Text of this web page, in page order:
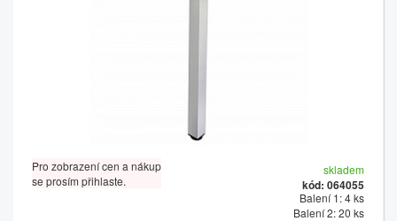
Pro zobrazení cen a nákup
se prosím přihlaste.
skladem
kód: 064055
Balení 1: 4 ks
Balení 2: 20 ks